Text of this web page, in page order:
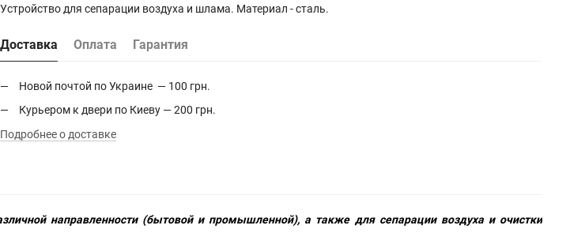
Устройство для сепарации воздуха и шлама. Материал - сталь.
Доставка Оплата Гарантия
Новой почтой по Украине — 100 грн.
Курьером к двери по Киеву — 200 грн.
Подробнее о доставке
направленности (бытовой и промышленной), а также для сепарации воздуха и очистки